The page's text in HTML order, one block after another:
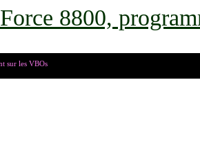
8800,
sur les VBOs